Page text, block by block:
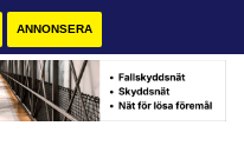
ANNONSERA